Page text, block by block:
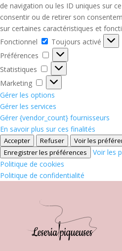
de navigation ou les ID uniques sur
consentir ou de retirer son
sur certaines caractéristiques et
Fonctionnel
Fonctionnel
Toujours activé
Préférences
Préférences
Statistiques
Statistiques
Marketing
Marketing
Gérer les options
Gérer les services
Gérer {vendor_count} fournisseurs
En savoir plus sur ces finalités
Accepter Refuser
Voir les
Enregistrer les préférences
Voir les
Politique de cookies
Politique de confidentialité